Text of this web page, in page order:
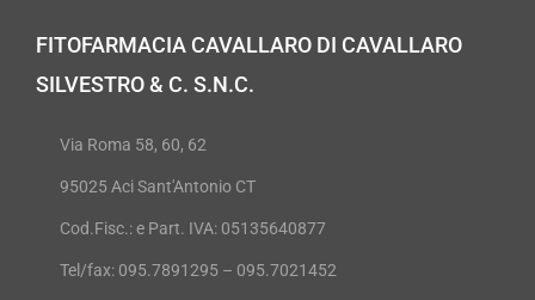
FITOFARMACIA CAVALLARO DI CAVALLARO
SILVESTRO & C. S.N.C.
Via Roma 58, 60, 62
95025 Aci Sant'Antonio CT
Cod.Fisc.: e Part. IVA: 05135640877
Tel/fax: 095.7891295 – 095.7021452